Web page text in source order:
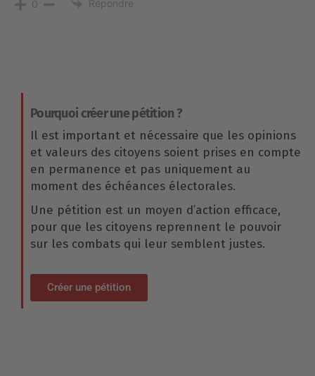
0 Répondre
Pourquoi créer une pétition ?
Il est important et nécessaire que les opinions
et valeurs des citoyens soient prises en compte
en permanence et pas uniquement au
moment des échéances électorales.
Une pétition est un moyen d’action efficace,
pour que les citoyens reprennent le pouvoir
sur les combats qui leur semblent justes.
Créer une pétition